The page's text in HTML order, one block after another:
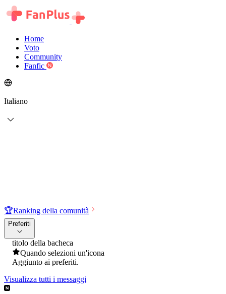
Home
Voto
Community
Fanfic
Italiano
🏆Ranking della comunità
Preferiti
titolo della bacheca
Quando selezioni un'icona
Aggiunto ai preferiti.
Visualizza tutti i messaggi